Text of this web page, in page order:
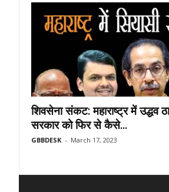
शिवसेना संकट: महाराष्ट्र में उद्धव
सरकार को फिर से कैसे...
GBBDESK - March 17, 2023